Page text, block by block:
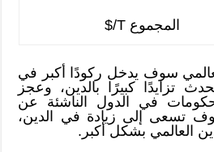
المجموع T/$
سوف يدخل ركودًا أكبر في
تزايدًا كبيرًا بالدين، وعجز
في الدول الناشئة عن
تسعى إلى زيادة في الدين،
العالمي بشكل أكبر.